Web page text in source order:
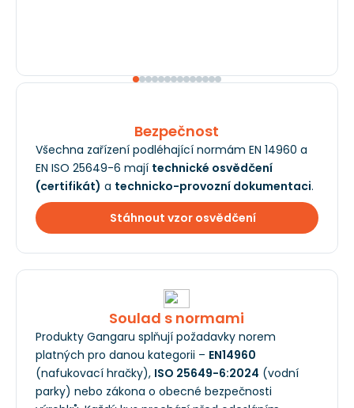
Bezpečnost
Všechna zařízení podléhající normám EN 14960 a
EN ISO 25649-6 mají technické osvědčení
(certifikát) a technicko-provozní dokumentaci.
Stáhnout vzor osvědčení
Soulad s normami
Produkty Gangaru splňují požadavky norem
platných pro danou kategorii – EN14960
(nafukovací hračky), ISO 25649-6:2024 (vodní
parky) nebo zákona o obecné bezpečnosti